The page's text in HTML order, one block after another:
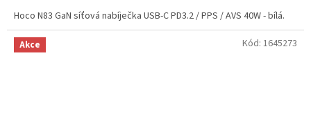
Hoco N83 GaN síťová nabíječka USB-C PD3.2 / PPS / AVS 40W - bílá.
Akce Kód: 1645273